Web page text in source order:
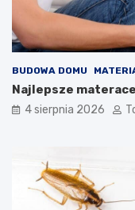
BUDOWA DOMU
Najlepsze
4 sierpnia 2026